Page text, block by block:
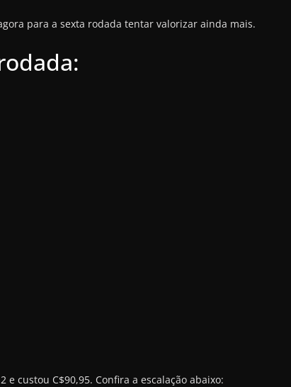
para a sexta rodada tentar valorizar ainda mais.
custou C$90,95. Confira a escalação abaixo: